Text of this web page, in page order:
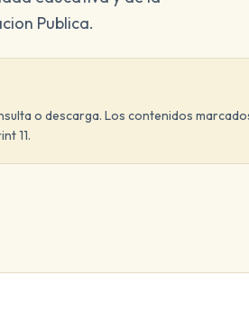
Publica.
o descarga. Los contenidos
11.